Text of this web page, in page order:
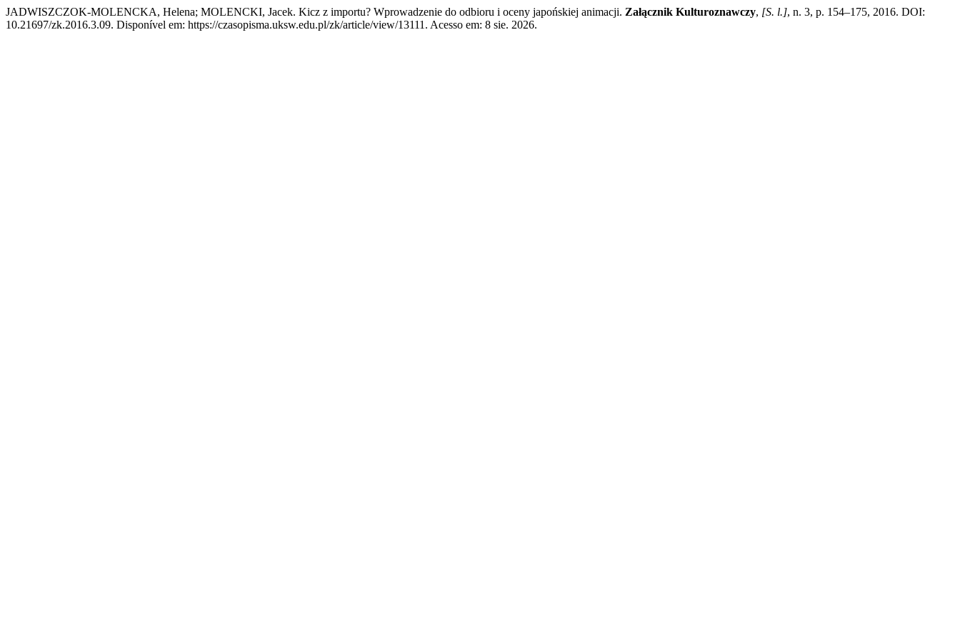
JADWISZCZOK-MOLENCKA, Helena; MOLENCKI, Jacek. Kicz z importu? Wprowadzenie do odbioru i oceny japońskiej animacji. Załącznik Kulturoznawczy, [S. l.], n. 3, p. 154–175, 2016. DOI:
10.21697/zk.2016.3.09. Disponível em: https://czasopisma.uksw.edu.pl/zk/article/view/13111. Acesso em: 8 sie. 2026.